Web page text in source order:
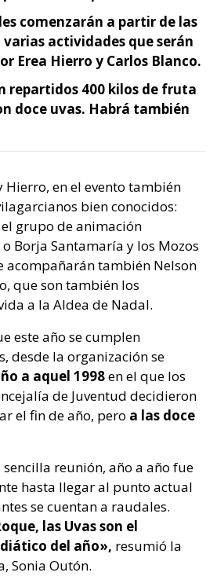
comenzarán a partir de las
varias actividades que serán
Erea Hierro y Carlos Blanco.
repartidos 400 kilos de fruta
doce uvas. Habrá también
Hierro, en el evento también
bien conocidos:
grupo de animación
Borja Santamaría y los Mozos
acompañarán también Nelson
que son también los
a la Aldea de Nadal.
este año se cumplen
desde la organización se
a aquel 1998en el que los
de Juventud decidieron
el fin de año, pero a las doce
reunión, año a año fue
hasta llegar al punto actual
se cuentan a raudales.
las Uvas son el
del año», resumió la
Sonia Outón.